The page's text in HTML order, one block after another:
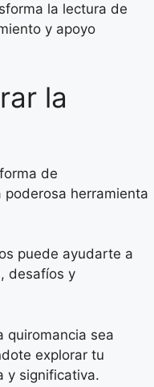
la lectura de
y apoyo
la
de
herramienta
puede ayudarte a
desafíos y
quiromancia sea
explorar tu
y significativa.